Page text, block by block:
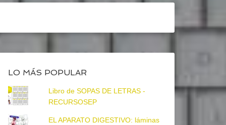
LO MÁS POPULAR
Libro de SOPAS DE LETRAS -
RECURSOSEP
EL APARATO DIGESTIVO: láminas